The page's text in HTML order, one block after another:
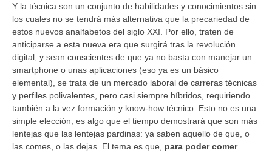
Y la técnica son un conjunto de habilidades y conocimientos sin
los cuales no se tendrá más alternativa que la precariedad de
estos nuevos analfabetos del siglo XXI. Por ello, traten de
anticiparse a esta nueva era que surgirá tras la revolución
digital, y sean conscientes de que ya no basta con manejar un
smartphone o unas aplicaciones (eso ya es un básico
elemental), se trata de un mercado laboral de carreras técnicas
y perfiles polivalentes, pero casi siempre híbridos, requiriendo
también a la vez formación y know-how técnico. Esto no es una
simple elección, es algo que el tiempo demostrará que son más
lentejas que las lentejas pardinas: ya saben aquello de que, o
las comes, o las dejas. El tema es que, para poder comer